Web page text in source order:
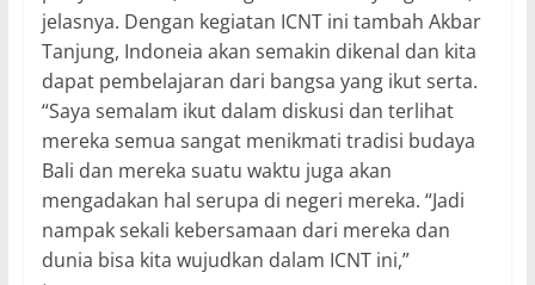
jelasnya. Dengan kegiatan ICNT ini tambah Akbar
Tanjung, Indoneia akan semakin dikenal dan kita
dapat pembelajaran dari bangsa yang ikut serta.
“Saya semalam ikut dalam diskusi dan terlihat
mereka semua sangat menikmati tradisi budaya
Bali dan mereka suatu waktu juga akan
mengadakan hal serupa di negeri mereka. “Jadi
nampak sekali kebersamaan dari mereka dan
dunia bisa kita wujudkan dalam ICNT ini,”